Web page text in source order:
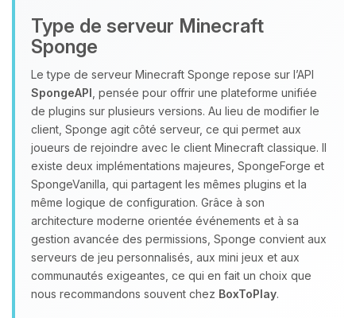
Type de serveur Minecraft
Sponge
Le type de serveur Minecraft Sponge repose sur l’API
SpongeAPI , pensée pour offrir une plateforme unifiée
de plugins sur plusieurs versions. Au lieu de modifier le
client, Sponge agit côté serveur, ce qui permet aux
joueurs de rejoindre avec le client Minecraft classique. Il
existe deux implémentations majeures, SpongeForge et
SpongeVanilla, qui partagent les mêmes plugins et la
même logique de configuration. Grâce à son
architecture moderne orientée événements et à sa
gestion avancée des permissions, Sponge convient aux
serveurs de jeu personnalisés, aux mini jeux et aux
communautés exigeantes, ce qui en fait un choix que
nous recommandons souvent chez BoxToPlay.
Youpi, enfin quelqu’un pour me
parler ! Moi c’est Choupy, ton petit
assistant BoxToPlay. Dis-moi ce dont
tu as besoin et je vais remuer mes
petits circuits pour t’aider.
07/08/2026 à 22:15